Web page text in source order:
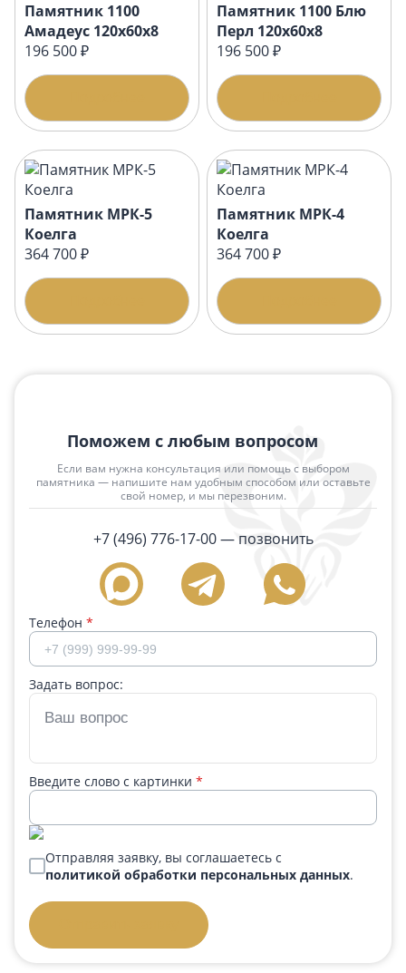
Памятник 1100
Амадеус 120x60x8
196 500 ₽
Памятник 1100 Блю
Перл 120x60x8
196 500 ₽
Памятник МРК-5
Коелга
364 700 ₽
Памятник МРК-4
Коелга
364 700 ₽
Поможем с любым вопросом
Если вам нужна консультация или помощь с выбором
памятника — напишите нам удобным способом или оставьте
свой номер, и мы перезвоним.
+7 (496) 776-17-00— позвонить
Телефон *
Задать вопрос:
Введите слово с картинки *
Отправляя заявку, вы соглашаетесь с
политикой обработки персональных данных.